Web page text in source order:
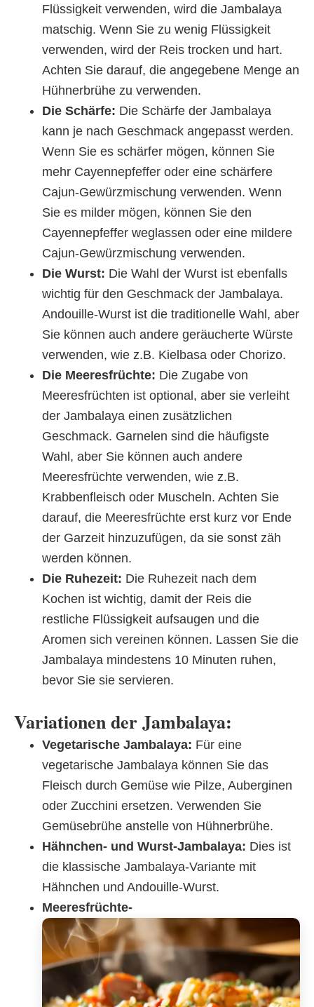
Flüssigkeit verwenden, wird die Jambalaya
matschig. Wenn Sie zu wenig Flüssigkeit
verwenden, wird der Reis trocken und hart.
Achten Sie darauf, die angegebene Menge an
Hühnerbrühe zu verwenden.
Die Schärfe: Die Schärfe der Jambalaya
kann je nach Geschmack angepasst werden.
Wenn Sie es schärfer mögen, können Sie
mehr Cayennepfeffer oder eine schärfere
Cajun-Gewürzmischung verwenden. Wenn
Sie es milder mögen, können Sie den
Cayennepfeffer weglassen oder eine mildere
Cajun-Gewürzmischung verwenden.
Die Wurst: Die Wahl der Wurst ist ebenfalls
wichtig für den Geschmack der Jambalaya.
Andouille-Wurst ist die traditionelle Wahl, aber
Sie können auch andere geräucherte Würste
verwenden, wie z.B. Kielbasa oder Chorizo.
Die Meeresfrüchte: Die Zugabe von
Meeresfrüchten ist optional, aber sie verleiht
der Jambalaya einen zusätzlichen
Geschmack. Garnelen sind die häufigste
Wahl, aber Sie können auch andere
Meeresfrüchte verwenden, wie z.B.
Krabbenfleisch oder Muscheln. Achten Sie
darauf, die Meeresfrüchte erst kurz vor Ende
der Garzeit hinzuzufügen, da sie sonst zäh
werden können.
Die Ruhezeit: Die Ruhezeit nach dem
Kochen ist wichtig, damit der Reis die
restliche Flüssigkeit aufsaugen und die
Aromen sich vereinen können. Lassen Sie die
Jambalaya mindestens 10 Minuten ruhen,
bevor Sie sie servieren.
Variationen der Jambalaya:
Vegetarische Jambalaya: Für eine
vegetarische Jambalaya können Sie das
Fleisch durch Gemüse wie Pilze, Auberginen
oder Zucchini ersetzen. Verwenden Sie
Gemüsebrühe anstelle von Hühnerbrühe.
Hähnchen- und Wurst-Jambalaya: Dies ist
die klassische Jambalaya-Variante mit
Hähnchen und Andouille-Wurst.
Meeresfrüchte-